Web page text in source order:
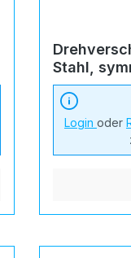
Stahl,
47820
Login oder